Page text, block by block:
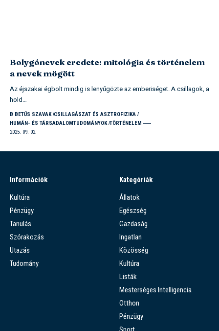
Bolygónevek eredete: mitológia és történelem
a nevek mögött
Az éjszakai égbolt mindig is lenyűgözte az emberiséget. A csillagok, a
hold…
B BETŰS SZAVAK CSILLAGÁSZAT ÉS ASZTROFIZIKA
HUMÁN- ÉS TÁRSADALOMTUDOMÁNYOK TÖRTÉNELEM
2025. 09. 02.
Információk
Kultúra
Pénzügy
Tanulás
Szórakozás
Utazás
Tudomány
Kategóriák
Állatok
Egészség
Gazdaság
Ingatlan
Közösség
Kultúra
Listák
Mesterséges Intelligencia
Otthon
Pénzügy